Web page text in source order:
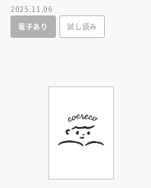
賞受賞作家による楽しい学校フ
ァンタジー！
2025.11.06
電子あり
試し読み